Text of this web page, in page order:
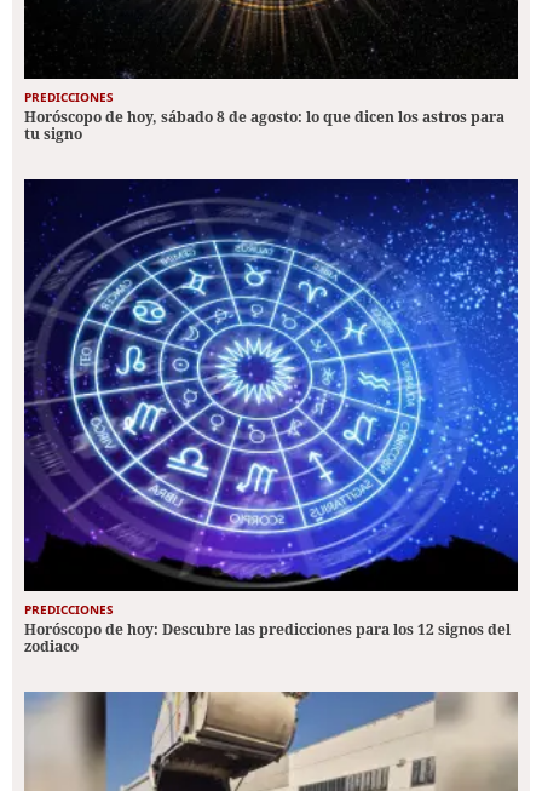
PREDICCIONES
Horóscopo de hoy, sábado 8 de agosto: lo que dicen los astros para
tu signo
PREDICCIONES
Horóscopo de hoy: Descubre las predicciones para los 12 signos del
zodiaco